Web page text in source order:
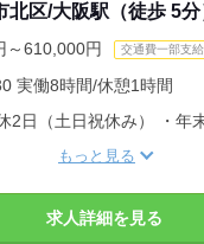
北区/大阪駅（徒歩 5分
～610,000円 交通費一部支給
実働8時間/休憩1時間
2日（土日祝休み） ・年
もっと見る
求人詳細を見る